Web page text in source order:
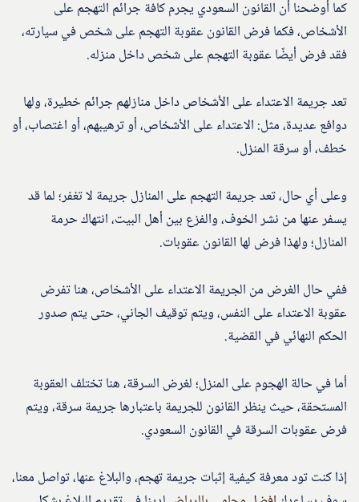
كما أوضحنا أن القانون السعودي يجرم كافة جرائم التهجم على
الأشخاص، فكما فرض القانون عقوبة التهجم على شخص في سيارته،
فقد فرض أيضًا عقوبة التهجم على شخص داخل منزله.
تعد جريمة الاعتداء على الأشخاص داخل منازلهم جرائم خطيرة، ولها
دوافع عديدة، مثل: الاعتداء على الأشخاص، أو ترهيبهم، أو اغتصاب، أو
خطف، أو سرقة المنزل.
وعلى أي حال، تعد جريمة التهجم على المنازل جريمة لا تغفر؛ لما قد
يسفر عنها من نشر الخوف، والفزع بين أهل البيت، انتهاك حرمة
المنازل؛ ولهذا فرض لها القانون عقوبات.
ففي حال الغرض من الجريمة الاعتداء على الأشخاص، هنا تفرض
عقوبة الاعتداء على النفس، ويتم توقيف الجاني، حتى يتم صدور
الحكم النهائي في القضية.
أما في حالة الهجوم على المنزل؛ لغرض السرقة، هنا تختلف العقوبة
المستحقة، حيث ينظر القانون للجريمة باعتبارها جريمة سرقة، ويتم
فرض عقوبات السرقة في القانون السعودي.
إذا كنت تود معرفة كيفية إثبات جريمة تهجم، والبلاغ عنها، تواصل معنا،